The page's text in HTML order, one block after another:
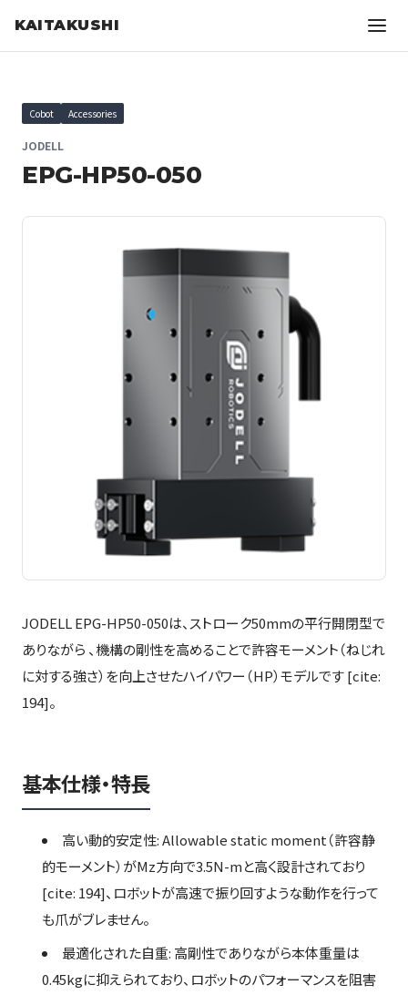
KAITAKUSHI
Cobot Accessories
JODELL
EPG-HP50-050
JODELL EPG-HP50-050は、ストローク50mmの平行開閉型で
ありながら 、機構の剛性を高めることで許容モーメント（ねじれ
に対する強さ）を向上させたハイパワー（HP）モデルです [cite:
194]。
基本仕様・特長
高い動的安定性: Allowable static moment（許容静
的モーメント）がMz方向で3.5N-mと高く設計されており
[cite: 194]、ロボットが高速で振り回すような動作を行って
も爪がブレません。
最適化された自重: 高剛性でありながら本体重量は
0.45kgに抑えられており、ロボットのパフォーマンスを阻害